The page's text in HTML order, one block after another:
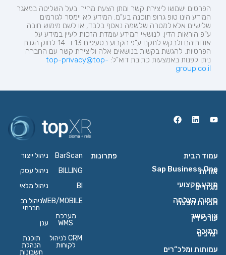
הפרטים ישמשו ליצירת קשר ומתן הצעת מחיר. בעל השליטה במאגר
המידע הינו טופ גרופ תוכנה בע"מ. המידע לא יימסר לגורמים
שלישיים אלא למטרה שלשמה נאסף בלבד, או לשם מימוש חובה
ע"פ הוראות הדין. לנושאי המידע עומדת הזכות לעיין במידע על
אודותיהם ולבקש לתקנו ע"פ הקבוע בסעיפים 13 ו- 14 לחוק הגנת
הפרטיות. להגשת בקשות בנושאים אלה וליצירת קשר עם החברה
ניתן לפנות באמצעות כתובת דוא"ל: top-privacy@top-
group.co.il
עמוד הבית
אודות
מגזרים
חברות הפצה
עורכי דין
יצרנים
עמותות ומלכ”רים
פתרונות
BarScan
BILLING
BI
WEB/MOBILE
מערכת
WMS
CRM לניהול
לקוחות
ניהול ייצור
ניהול עסק
ניהול מלאי
ניהול רב
חברתי
ענן
תוכנת
הנהלת
חשבונות
Sap Business One
מידע מקצועי
סיפורי הצלחה
צור קשר
תמיכה